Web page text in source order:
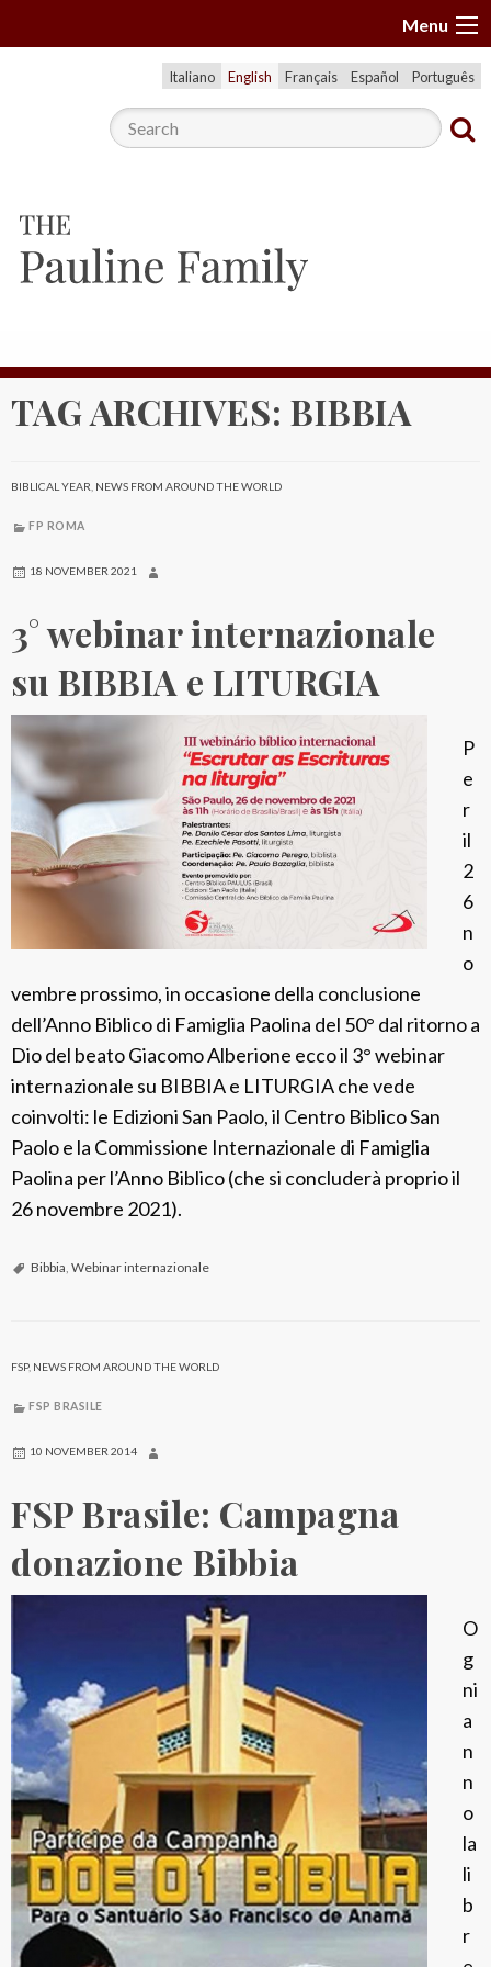
k
t
Menu
Italiano English Français Español Português
TAG ARCHIVES:BIBBIA
BIBLICAL YEAR, NEWS FROM AROUND THE WORLD
FP ROMA
18 NOVEMBER 2021
3° webinar internazionale
su BIBBIA e LITURGIA
P
e
r
il
2
6
n
o
vembre prossimo, in occasione della conclusione
dell’Anno Biblico di Famiglia Paolina del 50° dal ritorno a
Dio del beato Giacomo Alberione ecco il 3° webinar
internazionale su BIBBIA e LITURGIA che vede
coinvolti: le Edizioni San Paolo, il Centro Biblico San
Paolo e la Commissione Internazionale di Famiglia
Paolina per l’Anno Biblico (che si concluderà proprio il
26 novembre 2021).
Bibbia, Webinar internazionale
FSP, NEWS FROM AROUND THE WORLD
FSP BRASILE
10 NOVEMBER 2014
FSP Brasile: Campagna
donazione Bibbia
O
g
ni
a
n
n
o
la
li
b
r